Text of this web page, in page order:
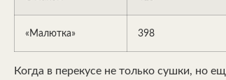
«Малютка» 398
Когда в перекусе не только сушки, но